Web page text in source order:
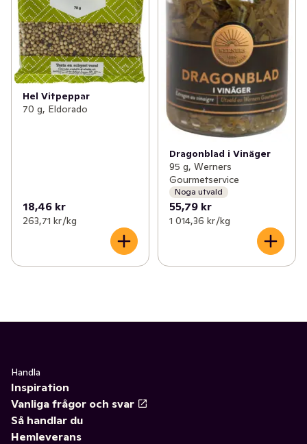
Hel Vitpeppar
70 g, Eldorado
18,46 kr
263,71 kr /kg
Dragonblad i Vinäger
95 g, Werners
Gourmetservice
Noga utvald
55,79 kr
1 014,36 kr /kg
Handla
Inspiration
Vanliga frågor och svar
Så handlar du
Hemleverans